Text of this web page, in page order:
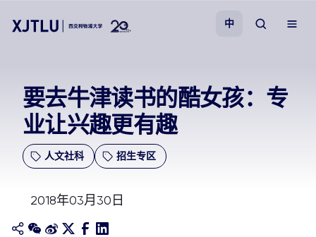
招生
科研
学院
中
要去牛津读书的酷女孩：专
业让兴趣更有趣
人文社科 招生专区
2018年03月30日